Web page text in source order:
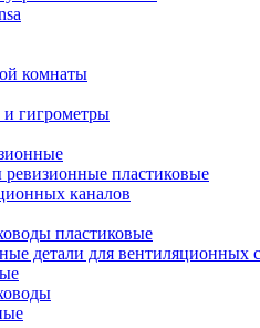
комнаты
гигрометры
пластиковые
каналов
пластиковые
детали для вентиляционных